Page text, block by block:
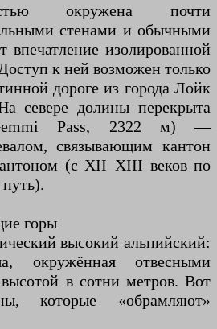
окружена почти
стенами и обычными
впечатление изолированной
к ней возможен только
дороге из города Лойк
севере долины перекрыта
Pass, 2322 м) —
связывающим кантон
(с XII–XIII веков по
горы
высокий альпийский:
окружённая отвесными
в сотни метров. Вот
которые «обрамляют»